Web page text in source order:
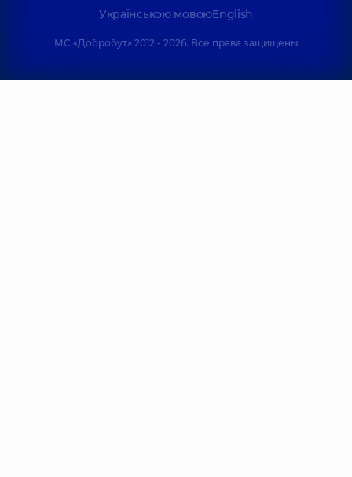
Українською мовоюEnglish
МС «Добробут» 2012 - 2026. Все права защищены